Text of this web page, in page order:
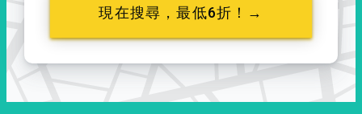
現在搜尋，最低6折！→